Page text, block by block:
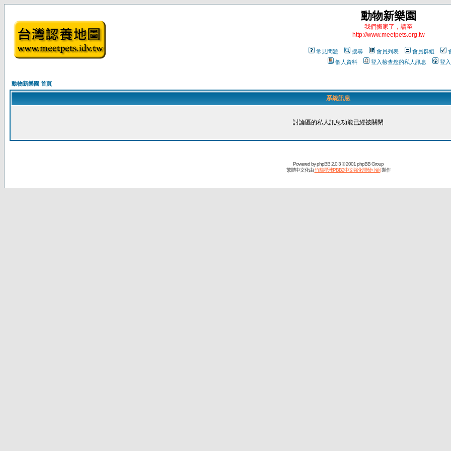
動物新樂園
我們搬家了，請至
http://www.meetpets.org.tw
常見問題 搜尋 會員列表 會員群組
個人資料
登入檢查您的私人訊息 登入
動物新樂園 首頁
系統訊息
討論區的私人訊息功能已經被關閉
Powered byphpBB2.0.3 © 2001 phpBB Group
繁體中文化由竹貓星球PBB2中文強化開發小組製作